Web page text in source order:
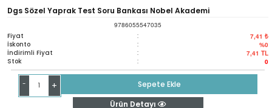
Dgs Sözel Yaprak Test Soru Bankası Nobel Akademi
9786055547035
Fiyat : 7,41 ₺
İskonto : %0
İndirimli Fiyat : 7,41 TL
Stok : 0
- +
Sepete Ekle
Ürün Detayı